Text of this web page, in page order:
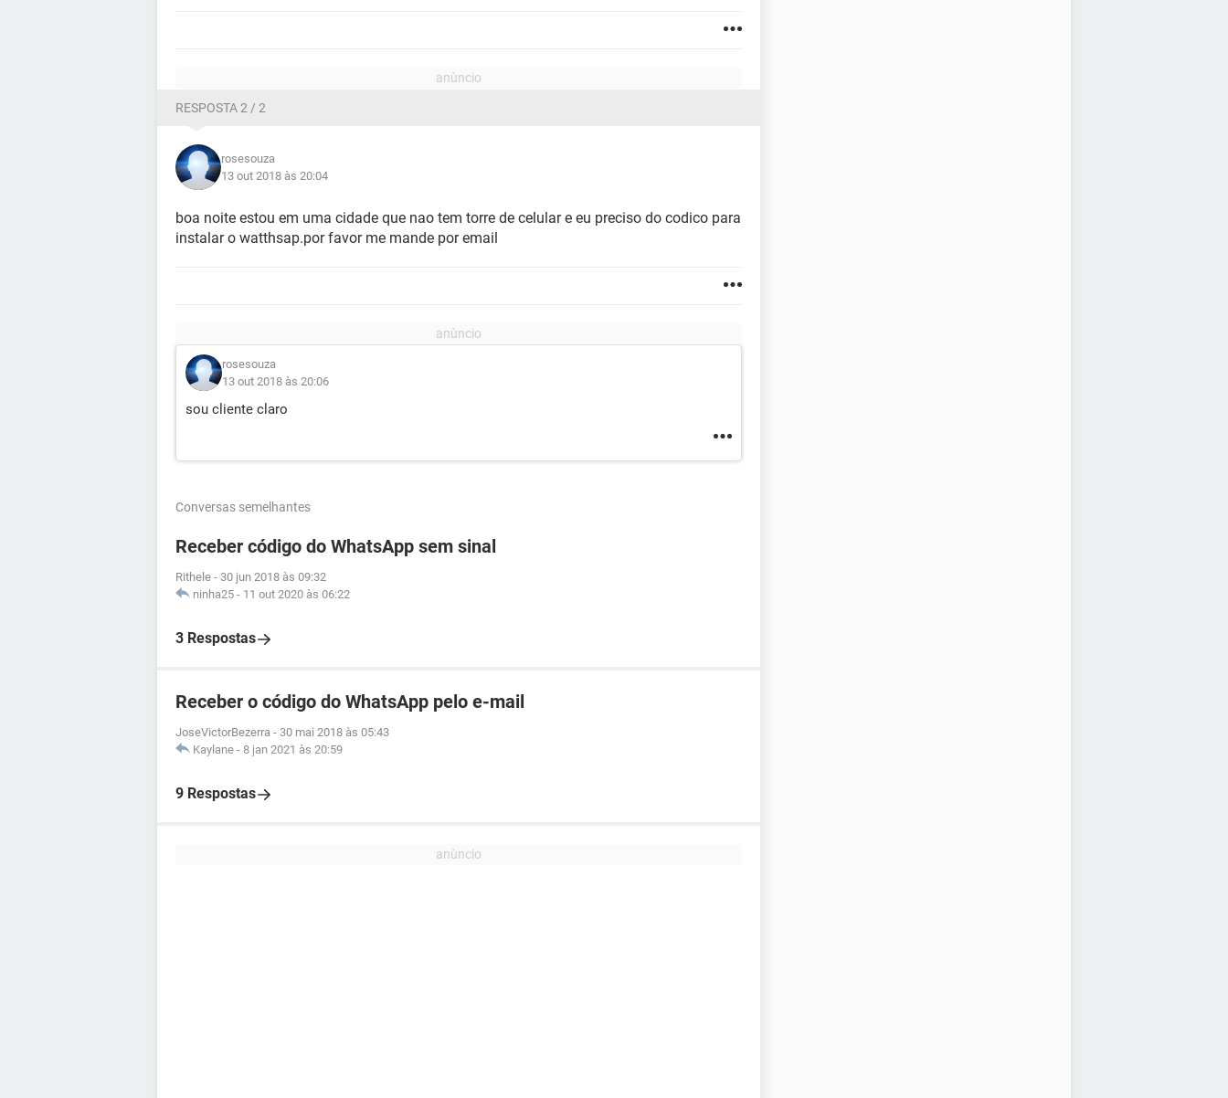
RESPOSTA 2 / 2
rosesouza
13 out 2018 às 20:04
boa noite estou em uma cidade que nao tem torre de celular e eu preciso do codico para
instalar o watthsap.por favor me mande por email
rosesouza
13 out 2018 às 20:06
sou cliente claro
Conversas semelhantes
Receber código do WhatsApp sem sinal
Rithele - 30 jun 2018 às 09:32
ninha25 - 11 out 2020 às 06:22
3 Respostas
Receber o código do WhatsApp pelo e-mail
JoseVictorBezerra - 30 mai 2018 às 05:43
Kaylane - 8 jan 2021 às 20:59
9 Respostas